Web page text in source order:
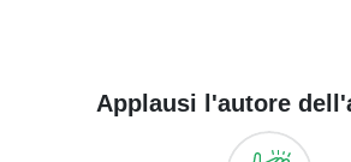
Applausi l'autore